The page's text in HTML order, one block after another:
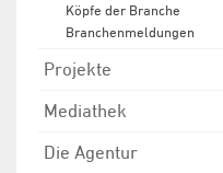
Köpfe der Branche
Branchenmeldungen
Projekte
Mediathek
Die Agentur